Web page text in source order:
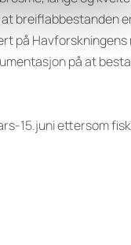
breiflabbestanden
på
på at
15.juni ettersom